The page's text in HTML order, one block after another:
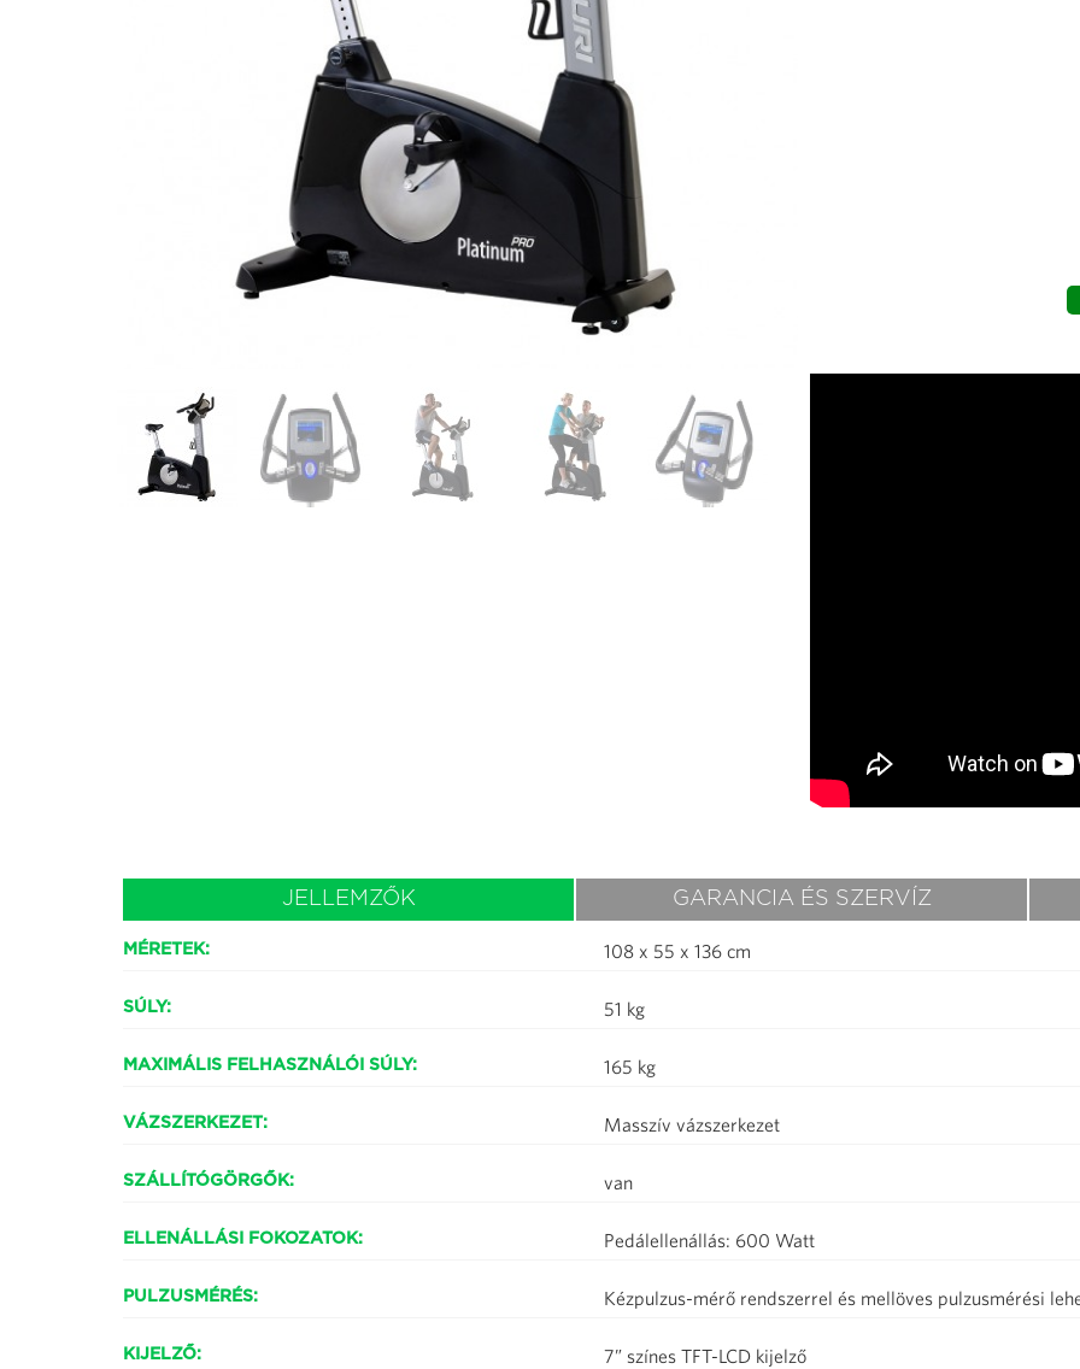
JELLEMZŐK GARANCIA ÉS SZERVÍZ
MÉRETEK: 108 x 55 x 136 cm
SÚLY: 51 kg
MAXIMÁLIS FELHASZNÁLÓI SÚLY: 165 kg
VÁZSZERKEZET: Masszív vázszerkezet
SZÁLLÍTÓGÖRGŐK: van
ELLENÁLLÁSI FOKOZATOK: Pedálellenállás: 600 Watt
PULZUSMÉRÉS: Kézpulzus-mérő rendszerrel és mellöves pulzusmérési
KIJELZŐ: 7” színes TFT-LCD kijelző